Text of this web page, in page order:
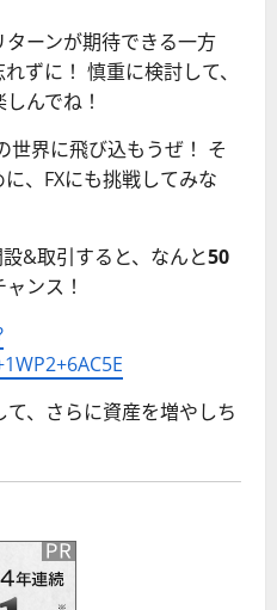
ーンが期待できる一方
ずに！ 慎重に検討して、
んでね！
世界に飛び込もうぜ！ そ
、FXにも挑戦してみな
&取引すると、なんと50
ャンス！
て、さらに資産を増やしち